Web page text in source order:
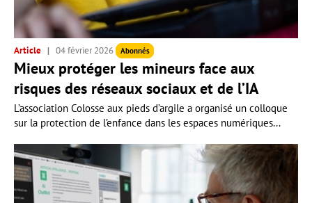
Article 04 février 2026 Abonnés
Mieux protéger les mineurs face aux
risques des réseaux sociaux et de l’IA
L’association Colosse aux pieds d’argile a organisé un colloque
sur la protection de l’enfance dans les espaces numériques...